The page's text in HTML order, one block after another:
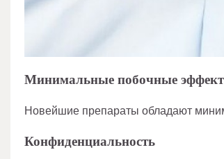
Минимальные побочные
Новейшие препараты обладают
Конфиденциальность